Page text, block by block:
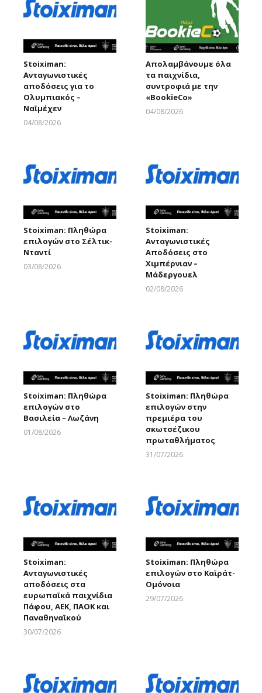
Stoiximan:
Ανταγωνιστικές
αποδόσεις για το
Ολυμπιακός –
Ναϊμέχεν
04/08/2026
Απολαμβάνουμε όλα
τα παιχνίδια,
συντροφιά με την
«ΒοοkieCo»
04/08/2026
Stoiximan: Πληθώρα
επιλογών στο Σέλτικ-
Νταντί
03/08/2026
Stoiximan:
Ανταγωνιστικές
Αποδόσεις στο
Χιμπέρνιαν –
Μάδεργουελ
02/08/2026
Stoiximan: Πληθώρα
επιλογών στο
Βασιλεία – Λωζάνη
01/08/2026
Stoiximan: Πληθώρα
επιλογών στην
πρεμιέρα του
σκωτσέζικου
πρωταθλήματος
31/07/2026
Stoiximan:
Ανταγωνιστικές
αποδόσεις στα
ευρωπαϊκά παιχνίδια
Πάφου, ΑΕΚ, ΠΑΟΚ και
Παναθηναϊκού
30/07/2026
Stoiximan: Πληθώρα
επιλογών στο Καϊράτ-
Ομόνοια
29/07/2026